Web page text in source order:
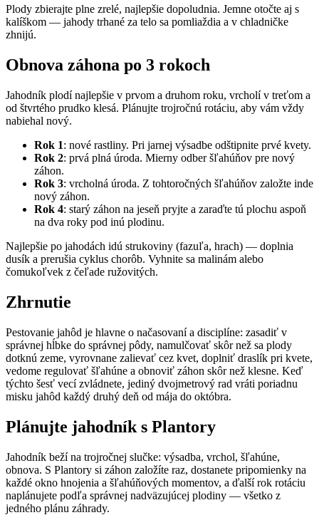
Plody zbierajte plne zrelé, najlepšie dopoludnia. Jemne otočte aj s
kalíškom — jahody trhané za telo sa pomliaždia a v chladničke
zhnijú.
Obnova záhona po 3 rokoch
Jahodník plodí najlepšie v prvom a druhom roku, vrcholí v treťom a
od štvrtého prudko klesá. Plánujte trojročnú rotáciu, aby vám vždy
nabiehal nový.
Rok 1: nové rastliny. Pri jarnej výsadbe odštipnite prvé kvety.
Rok 2: prvá plná úroda. Mierny odber šľahúňov pre nový
záhon.
Rok 3: vrcholná úroda. Z tohtoročných šľahúňov založte inde
nový záhon.
Rok 4: starý záhon na jeseň pryjte a zaraďte tú plochu aspoň
na dva roky pod inú plodinu.
Najlepšie po jahodách idú strukoviny (fazuľa, hrach) — doplnia
dusík a prerušia cyklus chorôb. Vyhnite sa malinám alebo
čomukoľvek z čeľade ružovitých.
Zhrnutie
Pestovanie jahôd je hlavne o načasovaní a disciplíne: zasadiť v
správnej hĺbke do správnej pôdy, namulčovať skôr než sa plody
dotknú zeme, vyrovnane zalievať cez kvet, doplniť draslík pri kvete,
vedome regulovať šľahúne a obnoviť záhon skôr než klesne. Keď
týchto šesť vecí zvládnete, jediný dvojmetrový rad vráti poriadnu
misku jahôd každý druhý deň od mája do októbra.
Plánujte jahodník s Plantory
Jahodník beží na trojročnej slučke: výsadba, vrchol, šľahúne,
obnova. S Plantory si záhon založíte raz, dostanete pripomienky na
každé okno hnojenia a šľahúňových momentov, a ďalší rok rotáciu
naplánujete podľa správnej nadväzujúcej plodiny — všetko z
jedného plánu záhrady.